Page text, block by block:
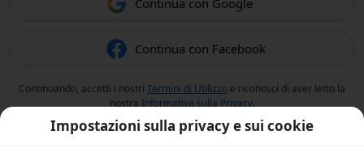
Continua con Facebook
Continuando, accetti i nostri Termini di Utilizzo e riconosci di aver letto la
nostra Informativa sulla Privacy.
Impostazioni sulla privacy e sui cookie